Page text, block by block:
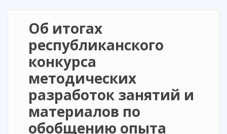
Об итогах
республиканского
конкурса
методических
разработок занятий и
материалов по
обобщению опыта